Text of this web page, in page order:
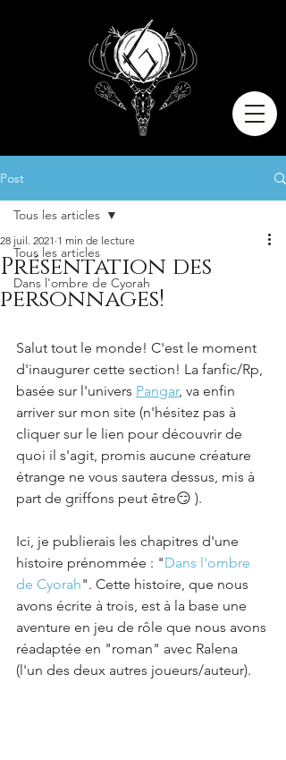
Post
Tous les articles
Dans l'ombre de Cyorah
Tous les articles
Présentation des
personnages!
28 juil. 2021 1 min de lecture
Salut tout le monde! C'est le moment
d'inaugurer cette section! La fanfic/Rp,
basée sur l'univers Pangar, va enfin
arriver sur mon site (n'hésitez pas à
cliquer sur le lien pour découvrir de
quoi il s'agit, promis aucune créature
étrange ne vous sautera dessus, mis à
part de griffons peut être😏 ).
Ici, je publierais les chapitres d'une
histoire prénommée : "Dans l'ombre
de Cyorah". Cette histoire, que nous
avons écrite à trois, est à la base une
aventure en jeu de rôle que nous avons
réadaptée en "roman" avec Ralena
(l'un des deux autres joueurs/auteur).